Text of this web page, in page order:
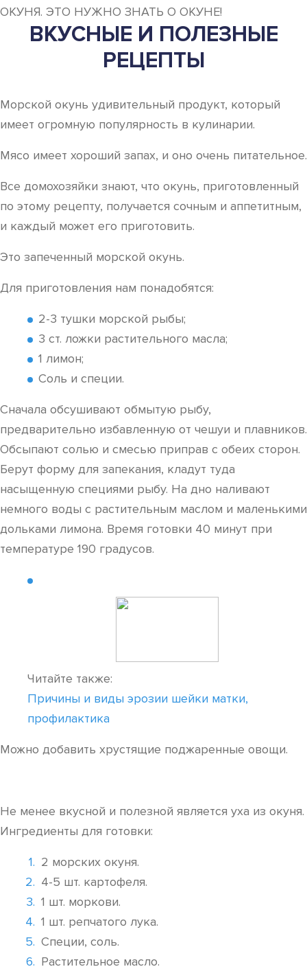
ОКУНЯ. ЭТО НУЖНО ЗНАТЬ О ОКУНЕ!
ВКУСНЫЕ И ПОЛЕЗНЫЕ
РЕЦЕПТЫ
Морской окунь удивительный продукт, который
имеет огромную популярность в кулинарии.
Мясо имеет хороший запах, и оно очень питательное.
Все домохозяйки знают, что окунь, приготовленный
по этому рецепту, получается сочным и аппетитным,
и каждый может его приготовить.
Это запеченный морской окунь.
Для приготовления нам понадобятся:
2-3 тушки морской рыбы;
3 ст. ложки растительного масла;
1 лимон;
Соль и специи.
Сначала обсушивают обмытую рыбу,
предварительно избавленную от чешуи и плавников.
Обсыпают солью и смесью приправ с обеих сторон.
Берут форму для запекания, кладут туда
насыщенную специями рыбу. На дно наливают
немного воды с растительным маслом и маленькими
дольками лимона. Время готовки 40 минут при
температуре 190 градусов.
Читайте также:
Причины и виды эрозии шейки матки,
профилактика
Можно добавить хрустящие поджаренные овощи.
Не менее вкусной и полезной является уха из окуня.
Ингредиенты для готовки:
2 морских окуня.
4-5 шт. картофеля.
1 шт. моркови.
1 шт. репчатого лука.
Специи, соль.
Растительное масло.